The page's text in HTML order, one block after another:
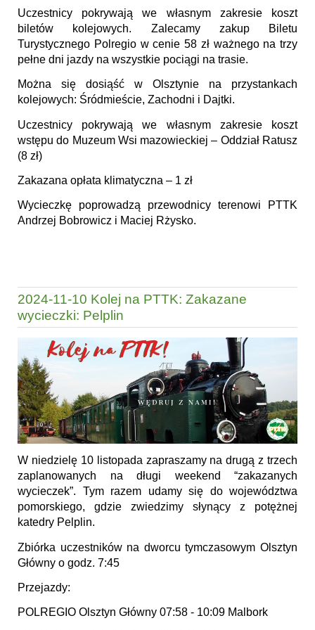
Uczestnicy pokrywają we własnym zakresie koszt
biletów kolejowych. Zalecamy zakup Biletu
Turystycznego Polregio w cenie 58 zł ważnego na trzy
pełne dni jazdy na wszystkie pociągi na trasie.
Można się dosiąść w Olsztynie na przystankach
kolejowych: Śródmieście, Zachodni i Dajtki.
Uczestnicy pokrywają we własnym zakresie koszt
wstępu do Muzeum Wsi mazowieckiej – Oddział Ratusz
(8 zł)
Zakazana opłata klimatyczna – 1 zł
Wycieczkę poprowadzą przewodnicy terenowi PTTK
Andrzej Bobrowicz i Maciej Rżysko.
2024-11-10 Kolej na PTTK: Zakazane
wycieczki: Pelplin
W niedzielę 10 listopada zapraszamy na drugą z trzech
zaplanowanych na długi weekend “zakazanych
wycieczek”. Tym razem udamy się do województwa
pomorskiego, gdzie zwiedzimy słynący z potężnej
katedry Pelplin.
Zbiórka uczestników na dworcu tymczasowym Olsztyn
Główny o godz. 7:45
Przejazdy:
POLREGIO Olsztyn Główny 07:58 - 10:09 Malbork